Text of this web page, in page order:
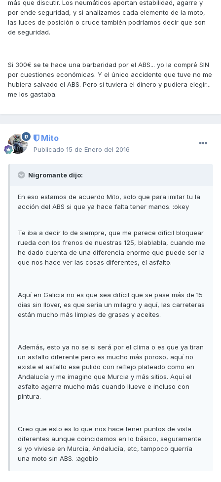
más que discutir. Los neumáticos aportan estabilidad, agarre y
por ende seguridad, y si analizamos cada elemento de la moto,
las luces de posición o cruce también podríamos decir que son
de seguridad.
Si 300€ se te hace una barbaridad por el ABS... yo la compré SIN
por cuestiones económicas. Y el único accidente que tuve no me
hubiera salvado el ABS. Pero si tuviera el dinero y pudiera elegir...
me los gastaba.
Mito
Publicado 15 de Enero del 2016
Nigromante dijo:
En eso estamos de acuerdo Mito, solo que para imitar tu la
acción del ABS si que ya hace falta tener manos. :okey
Te iba a decir lo de siempre, que me parece difícil bloquear
rueda con los frenos de nuestras 125, blablabla, cuando me
he dado cuenta de una diferencia enorme que puede ser la
que nos hace ver las cosas diferentes, el asfalto.
Aquí en Galicia no es que sea difícil que se pase más de 15
días sin llover, es que sería un milagro y aquí, las carreteras
están mucho más limpias de grasas y aceites.
Además, esto ya no se si será por el clima o es que ya tiran
un asfalto diferente pero es mucho más poroso, aquí no
existe el asfalto ese pulido con reflejo plateado como en
Andalucía y me imagino que Murcia y más sitios. Aquí el
asfalto agarra mucho más cuando llueve e incluso con
pintura.
Creo que esto es lo que nos hace tener puntos de vista
diferentes aunque coincidamos en lo básico, seguramente
si yo viviese en Murcia, Andalucía, etc, tampoco querría
una moto sin ABS. :agobio